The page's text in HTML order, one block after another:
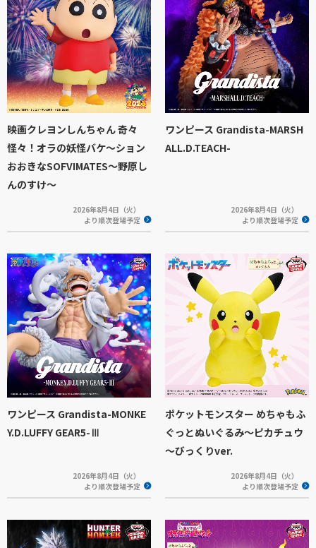
映画クレヨンしんちゃん 奇々
怪々！オラの妖怪バケ～ション
おおきなSOFVIMATES～野原し
んのすけ～
2026年8月4日（火）
より順次登場予定
ワンピース Grandista-MARSH
ALL.D.TEACH-
2026年8月4日（火）
より順次登場予定
ワンピース Grandista-MONKE
Y.D.LUFFY GEAR5-Ⅲ
2026年8月4日（火）
より順次登場予定
ポケットモンスター めちゃもふ
ぐっとぬいぐるみ～ピカチュウ
～びっくりver.
2026年8月4日（火）
より順次登場予定